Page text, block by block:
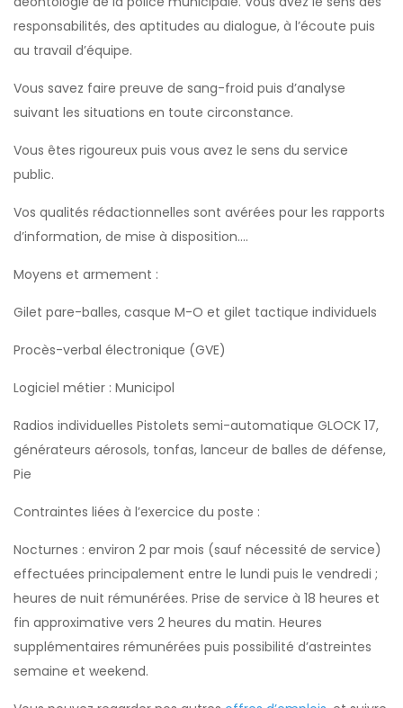
responsabilités, des aptitudes au dialogue, à l’écoute puis
au travail d’équipe.
Vous savez faire preuve de sang-froid puis d’analyse
suivant les situations en toute circonstance.
Vous êtes rigoureux puis vous avez le sens du service
public.
Vos qualités rédactionnelles sont avérées pour les rapports
d’information, de mise à disposition….
Moyens et armement :
Gilet pare-balles, casque M-O et gilet tactique individuels
Procès-verbal électronique (GVE)
Logiciel métier : Municipol
Radios individuelles Pistolets semi-automatique GLOCK 17,
générateurs aérosols, tonfas, lanceur de balles de défense,
Pie
Contraintes liées à l’exercice du poste :
Nocturnes : environ 2 par mois (sauf nécessité de service)
effectuées principalement entre le lundi puis le vendredi ;
heures de nuit rémunérées. Prise de service à 18 heures et
fin approximative vers 2 heures du matin. Heures
supplémentaires rémunérées puis possibilité d’astreintes
semaine et weekend.